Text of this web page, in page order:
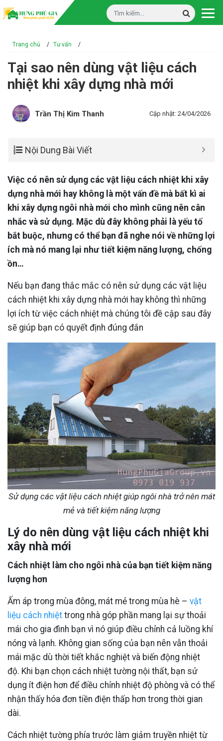
Trang chủ / Tư vấn /
Tại sao nên dùng vật liệu cách
nhiệt khi xây dựng nhà mới
Trần Thị Kim Thanh Cập nhật: 24/04/2026
Nội Dung Bài Viết
Việc có nên sử dụng các vật liệu cách nhiệt khi xây
dựng nhà mới hay không là một vấn đề mà bất kì ai
khi xây dựng ngôi nhà mới cho mình cũng nên cân
nhắc và sử dụng. Mặc dù đây không phải là yếu tố
bắt buộc, nhưng có thể bạn đã nghe nói về những lợi
ích mà nó mang lại như tiết kiệm năng lượng, chống
ồn…
Nếu bạn đang thắc mắc có nên sử dụng các vật liệu
cách nhiệt khi xây dựng nhà mới hay không thì những
lợi ích từ việc cách nhiệt mà chúng tôi đề cập sau đây
sẽ giúp bạn có quyết định đúng đắn
Sử dụng các vật liệu cách nhiệt giúp ngôi nhà trở nên mát
mẻ và tiết kiệm năng lượng
Lý do nên dùng vật liệu cách nhiệt khi
xây nhà mới
Cách nhiệt làm cho ngôi nhà của bạn tiết kiệm năng
lượng hơn
Ấm áp trong mùa đông, mát mẻ trong mùa hè – vật
liệu cách nhiệt trong nhà góp phần mang lại sự thoải
mái cho gia đình bạn vì nó giúp điều chỉnh cả luồng khí
nóng và lạnh. Không gian sống của bạn nên vẫn thoải
mái mặc dù thời tiết khắc nghiệt và biến động nhiệt
độ. Khi bạn chọn cách nhiệt tường nội thất, bạn sử
dụng ít điện hơn để điều chỉnh nhiệt độ phòng và có thể
nhận thấy hóa đơn tiền điện thấp hơn trong thời gian
dài.
Cách nhiệt tường phía trước làm giảm truyền nhiệt từ